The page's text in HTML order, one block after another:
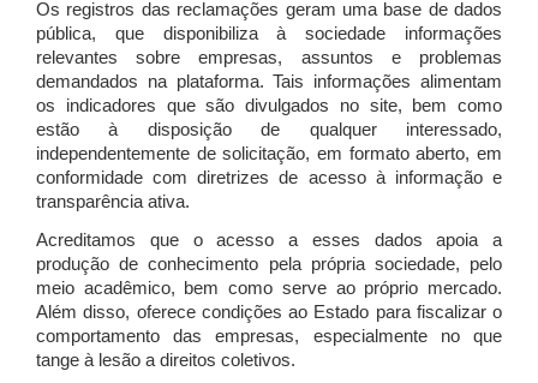
Os registros das reclamações geram uma base de dados
pública, que disponibiliza à sociedade informações
relevantes sobre empresas, assuntos e problemas
demandados na plataforma. Tais informações alimentam
os indicadores que são divulgados no site, bem como
estão à disposição de qualquer interessado,
independentemente de solicitação, em formato aberto, em
conformidade com diretrizes de acesso à informação e
transparência ativa.
Acreditamos que o acesso a esses dados apoia a
produção de conhecimento pela própria sociedade, pelo
meio acadêmico, bem como serve ao próprio mercado.
Além disso, oferece condições ao Estado para fiscalizar o
comportamento das empresas, especialmente no que
tange à lesão a direitos coletivos.